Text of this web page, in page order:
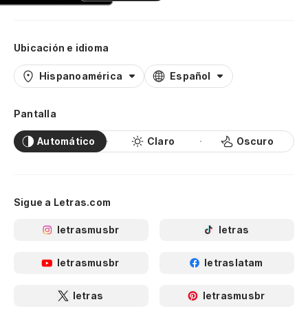
Ubicación e idioma
Hispanoamérica Español
Pantalla
Automático Claro Oscuro
Sigue a Letras.com
letrasmusbr letras
letrasmusbr letraslatam
letras letrasmusbr